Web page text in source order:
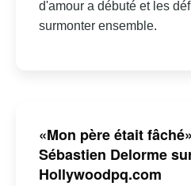
d'amour a débuté et les
surmonter ensemble.
«Mon père était
Sébastien Delorme
Hollywoodpq.com